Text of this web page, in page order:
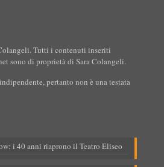
Tutti i contenuti inseriti
sono di proprietà di Sara Colangeli.
pertanto non è una testata
i 40 anni riaprono il Teatro Eliseo